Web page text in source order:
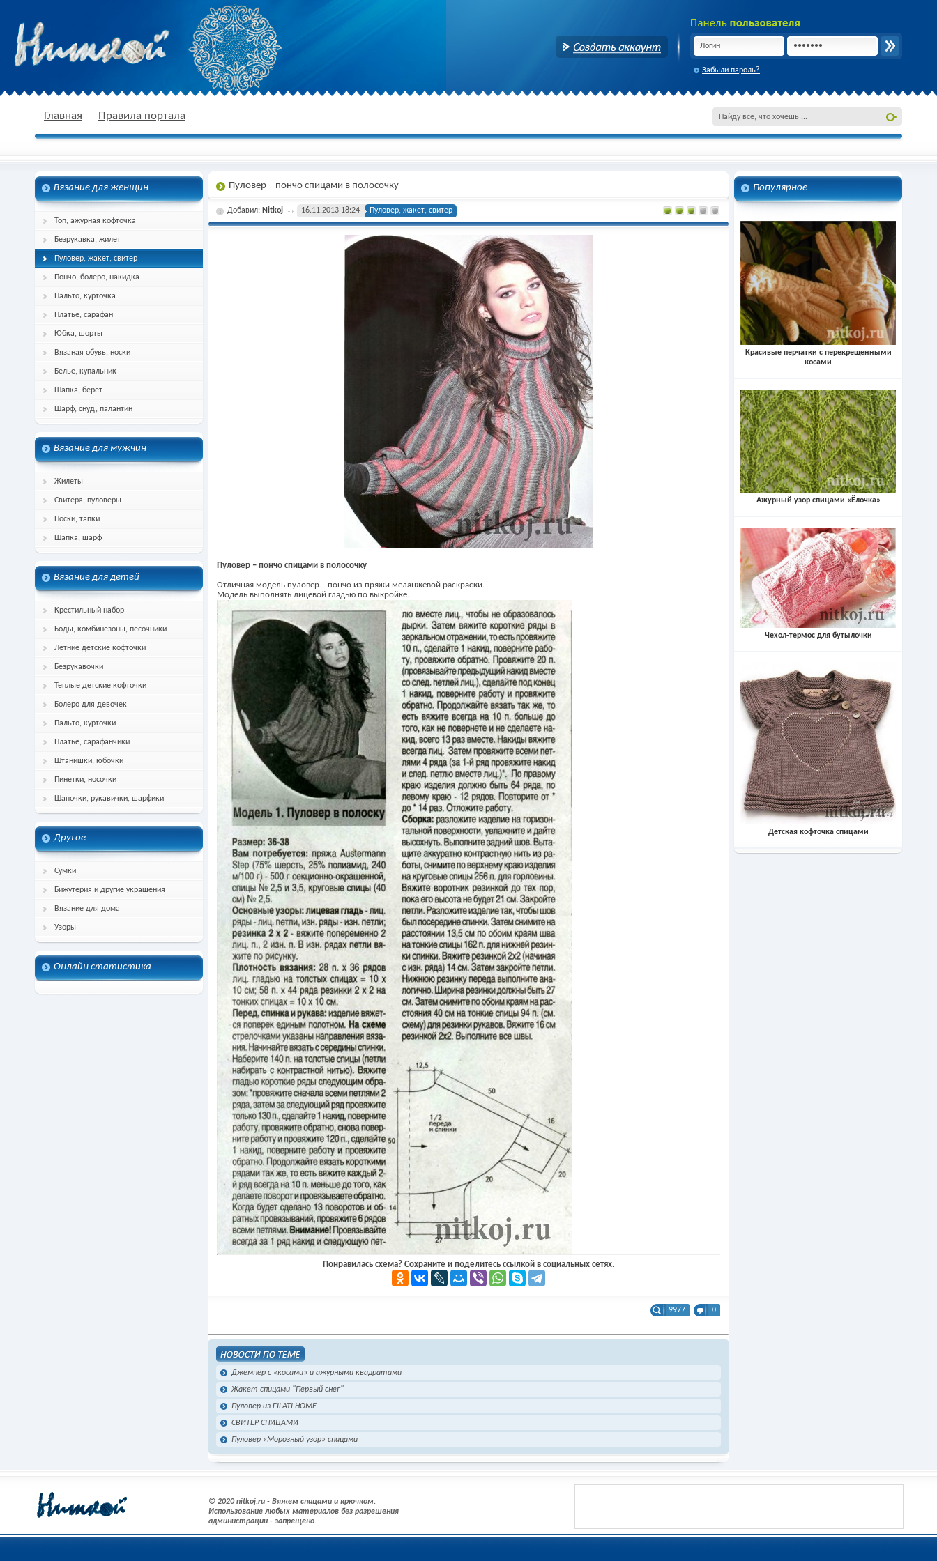
спицами, схема и описание
Забыли пароль?
Главная Правила портала
Вязание для женщин
Топ, ажурная кофточка
Безрукавка, жилет
Пуловер, жакет, свитер
Пончо, болеро, накидка
Пальто, курточка
Платье, сарафан
Юбка, шорты
Вязаная обувь, носки
Белье, купальник
Шапка, берет
Шарф, снуд, палантин
Вязание для мужчин
Жилеты
Свитера, пуловеры
Носки, тапки
Шапка, шарф
Вязание для детей
Крестильный набор
Боды, комбинезоны, песочники
Летние детские кофточки
Безрукавочки
Теплые детские кофточки
Болеро для девочек
Пальто, курточки
Платье, сарафанчики
Штанишки, юбочки
Пинетки, носочки
Шапочки, рукавички, шарфики
Другое
Сумки
Бижутерия и другие украшения
Вязание для дома
Узоры
Онлайн статистика
Популярное
Красивые перчатки с перекрещенными
косами
Ажурный узор спицами «Ёлочка»
Чехол-термос для бутылочки
Детская кофточка спицами
Пуловер – пончо спицами в полосочку
Добавил: Nitkoj 16.11.2013 18:24 Пуловер, жакет, свитер
Пуловер – пончо спицами в полосочку
Отличная модель пуловер – пончо из пряжи меланжевой раскраски.
Модель выполнять лицевой гладью по выкройке.
Понравилась схема? Сохраните и поделитесь ссылкой в социальных сетях.
9977 0
Джемпер с «косами» и ажурными квадратами
Жакет спицами "Первый снег"
Пуловер из FILATI HOME
СВИТЕР СПИЦАМИ
Пуловер «Морозный узор» спицами
© 2020 nitkoj.ru - Вяжем спицами и крючком.
Использование любых материалов без разрешения
администрации - запрещено.